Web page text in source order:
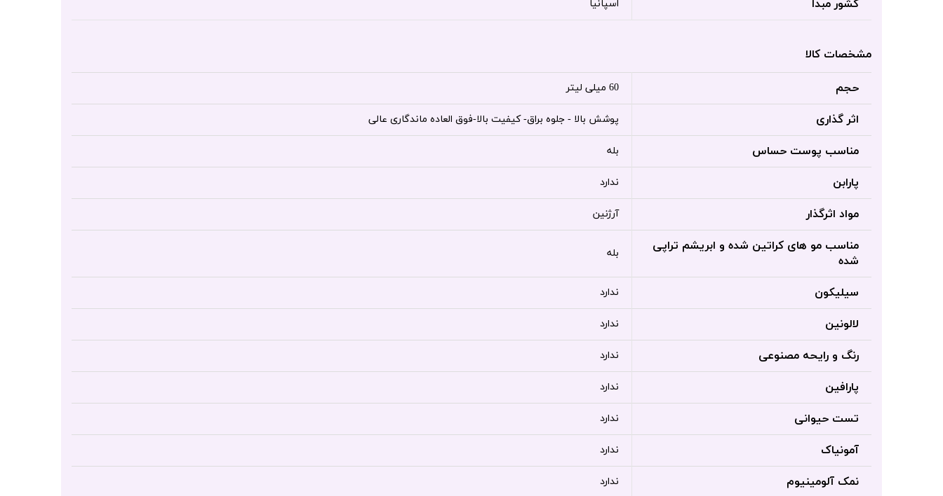
کشور مبدا اسپانیا
مشخصات کالا
حجم 60 میلی لیتر
اثر گذاری پوشش بالا - جلوه براق- کیفیت بالا-فوق العاده ماندگاری عالی
مناسب پوست حساس بله
پارابن ندارد
مواد اثرگذار آرژنین
مناسب مو های کراتین شده و ابریشم تراپی
شده
بله
سیلیکون ندارد
لالونین ندارد
رنگ و رایحه مصنوعی ندارد
پارافین ندارد
تست حیوانی ندارد
آمونیاک ندارد
نمک آلومینیوم ندارد